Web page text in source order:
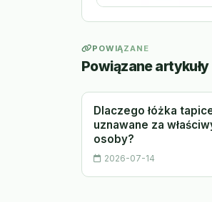
POWIĄZANE
Powiązane artykuły
Dlaczego łóżka
uznawane za
osoby?
2026-07-14